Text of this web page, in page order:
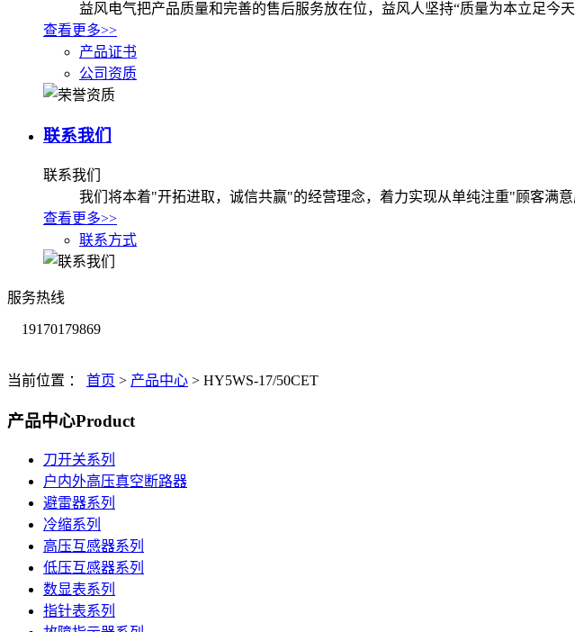
益风电气把产品质量和完善的售后服务放在位，益风人坚持“质量为本立足今
查看更多>>
产品证书
公司资质
联系我们
联系我们
我们将本着"开拓进取，诚信共赢"的经营理念，着力实现从单纯注重"顾客满
查看更多>>
联系方式
服务热线
19170179869
当前位置 ： 首页 > 产品中心 > HY5WS-17/50CET
产品中心Product
刀开关系列
户内外高压真空断路器
避雷器系列
冷缩系列
高压互感器系列
低压互感器系列
数显表系列
指针表系列